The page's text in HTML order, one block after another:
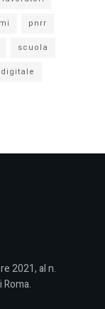
pnrr
scuola
2021, al n.